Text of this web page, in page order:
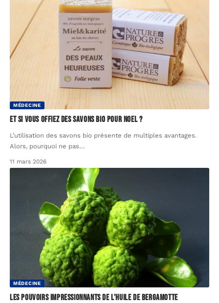
MÉDECINE
Et si vous offiez des savons bio pour Noel ?
L’utilisation des savons bio présente de multiples avantages.
Alors, pourquoi ne pas…
11 mars 2026
MÉDECINE
Les pouvoirs impressionnants de l’huile de Bergamotte